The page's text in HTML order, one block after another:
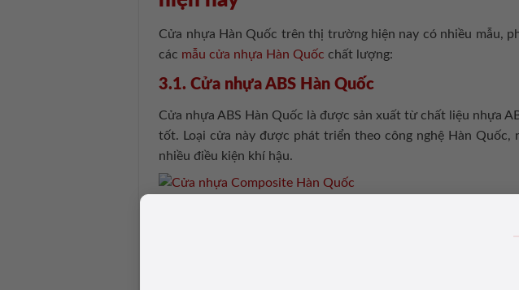
Cửa nhựa Hàn Quốc trên thị trường hiện nay có nhiều mẫu,
các mẫu cửa nhựa Hàn Quốc chất lượng:
3.1. Cửa nhựa ABS Hàn Quốc
Cửa nhựa ABS Hàn Quốc là được sản xuất từ chất liệu nhựa
tốt. Loại cửa này được phát triển theo công nghệ Hàn
nhiều điều kiện khí hậu.